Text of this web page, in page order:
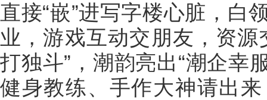
直接“嵌”进写字楼心脏，白
业，游戏互动交朋友，资
打独斗”，潮韵亮出“潮企幸
健身教练、手作大神请出